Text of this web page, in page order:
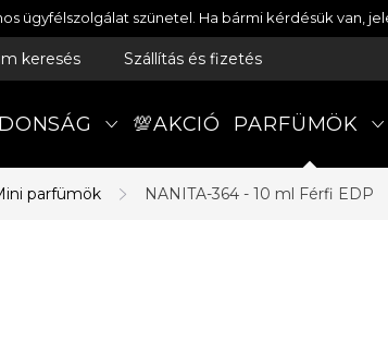
ügyfélszolgálat szünetel. Ha bármi kérdésük
keresés Szállítás és fizetés
💯AKCIÓ PARFÜMÖK
parfümök NANITA-364 - 10 ml Férfi EDP